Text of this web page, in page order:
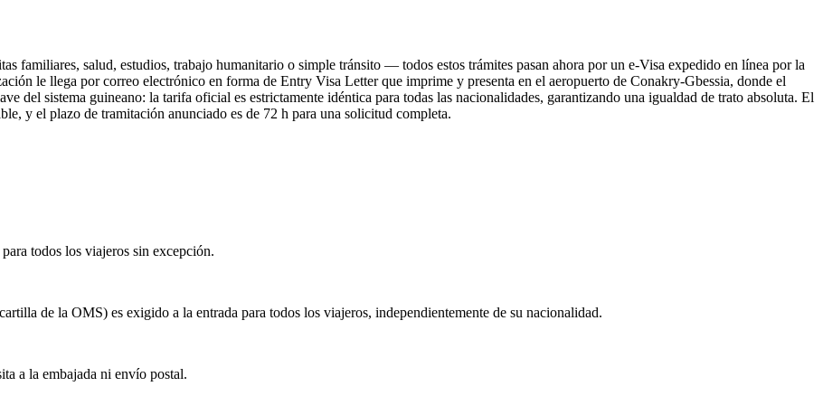
familiares, salud, estudios, trabajo humanitario o simple tránsito — todos estos trámites pasan ahora por un e-Visa expedido en línea por la
le llega por correo electrónico en forma de Entry Visa Letter que imprime y presenta en el aeropuerto de Conakry-Gbessia, donde el
del sistema guineano: la tarifa oficial es estrictamente idéntica para todas las nacionalidades, garantizando una igualdad de trato absoluta. El
y el plazo de tramitación anunciado es de 72 h para una solicitud completa.
todos los viajeros sin excepción.
de la OMS) es exigido a la entrada para todos los viajeros, independientemente de su nacionalidad.
a la embajada ni envío postal.